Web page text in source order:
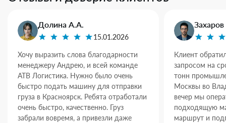
Долина А.А.
15.01.2026
Хочу выразить слова благодарности
менеджеру Андрею, и всей команде
АТВ Логистика. Нужно было очень
быстро подать машину для отправки
груза в Красноярск. Ребята отработали
очень быстро, качественно. Груз
забрали вовремя, а привезли даже
Клиент
запросом на
тонн
Москвы во
вечер мы
подходящую
маршрут и